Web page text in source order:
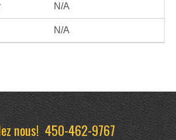
N/A
N/A
nous!450-462-9767